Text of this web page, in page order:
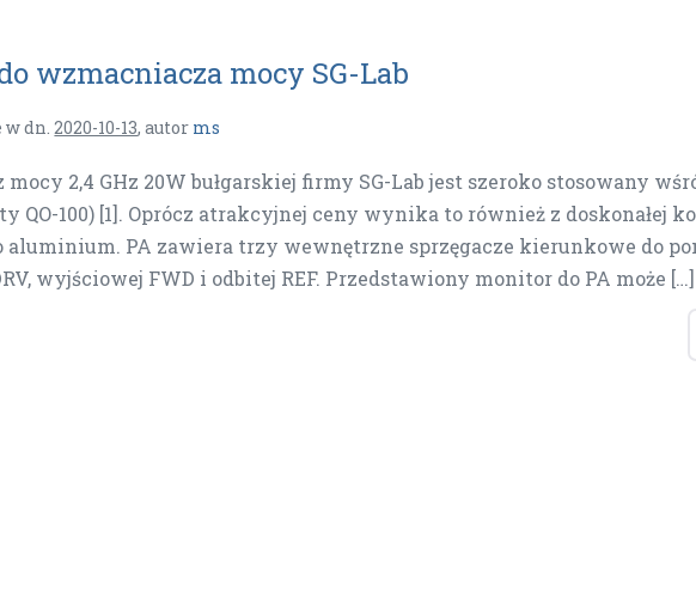
wzmacniacza mocy SG-Lab
dn. 2020-10-13,autor ms
2,4 GHz 20W bułgarskiej firmy SG-Lab jest szeroko stosowany
QO-100) [1]. Oprócz atrakcyjnej ceny wynika to również z doskonałej
aluminium. PA zawiera trzy wewnętrzne sprzęgacze kierunkowe do
wyjściowej FWD i odbitej REF. Przedstawiony monitor do PA może […]